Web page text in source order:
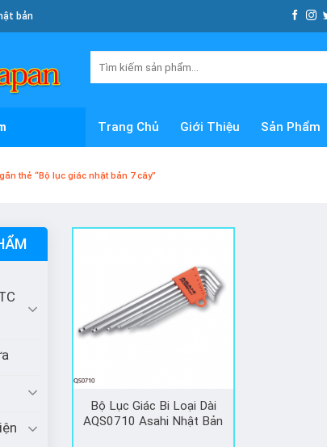
bản
Trang Chủ Giới Thiệu Sản Phẩm
thẻ “Bộ lục giác nhật bản 7 cây”
Bộ Lục Giác Bi Loại Dài
AQS0710 Asahi Nhật Bản